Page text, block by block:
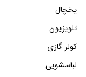
یخچال
تلویزیون
کولر گازی
لباسشویی